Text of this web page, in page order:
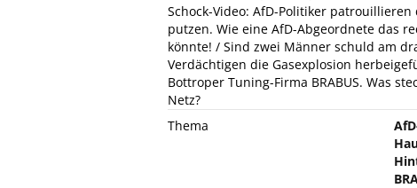
Schock-Video: AfD-Politiker
putzen. Wie eine AfD-Abgeordnete das
könnte! / Sind zwei Männer schuld am
Verdächtigen die Gasexplosion
Bottroper Tuning-Firma BRABUS. Was
Netz?
Thema